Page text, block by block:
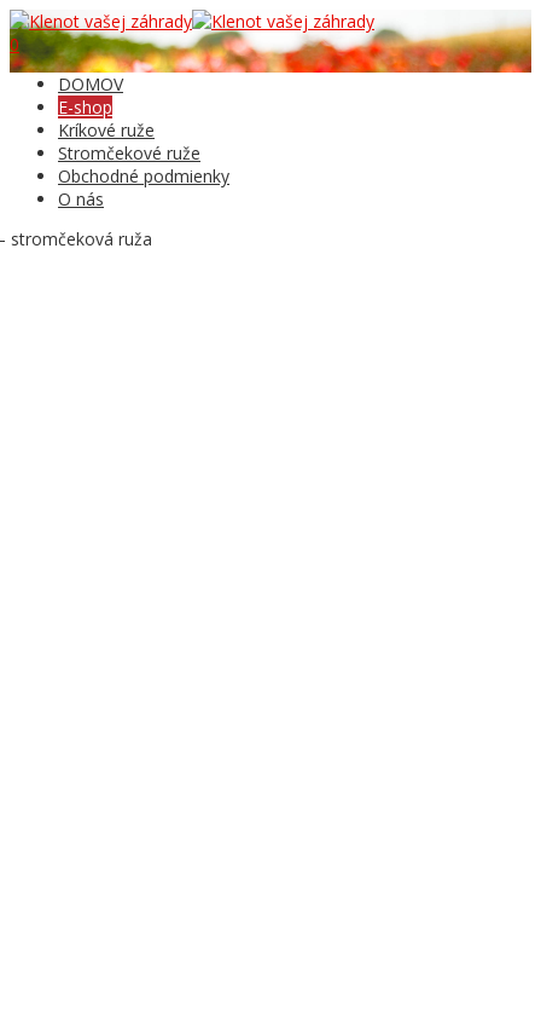
0
DOMOV
E-shop
Kríkové ruže
Stromčekové ruže
Obchodné podmienky
O nás
stromčeková ruža